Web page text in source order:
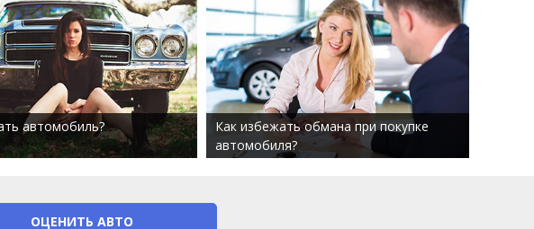
автомобиль?
Как избежать обмана при покупке
автомобиля?
ОЦЕНИТЬ АВТО